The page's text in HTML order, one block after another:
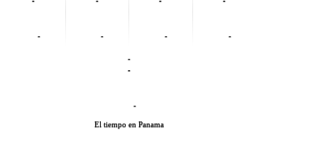
- - - -
-
-
-
El tiempo en Panama